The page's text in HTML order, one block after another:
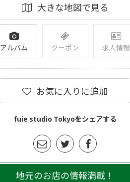
大きな地図で見る
アルバム クーポン 求人情報
お気に入りに追加
fuie studio Tokyoをシェアする
地元のお店の情報満載！